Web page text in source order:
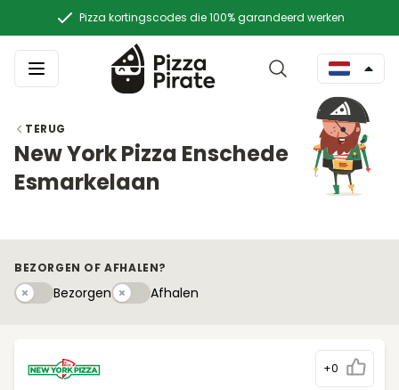
Pizza kortingscodes die 100% garandeerd werken
TERUG
New York Pizza Enschede
Esmarkelaan
BEZORGEN OF AFHALEN?
BezorgenBezorgenAfhalenyAfhalen
+0